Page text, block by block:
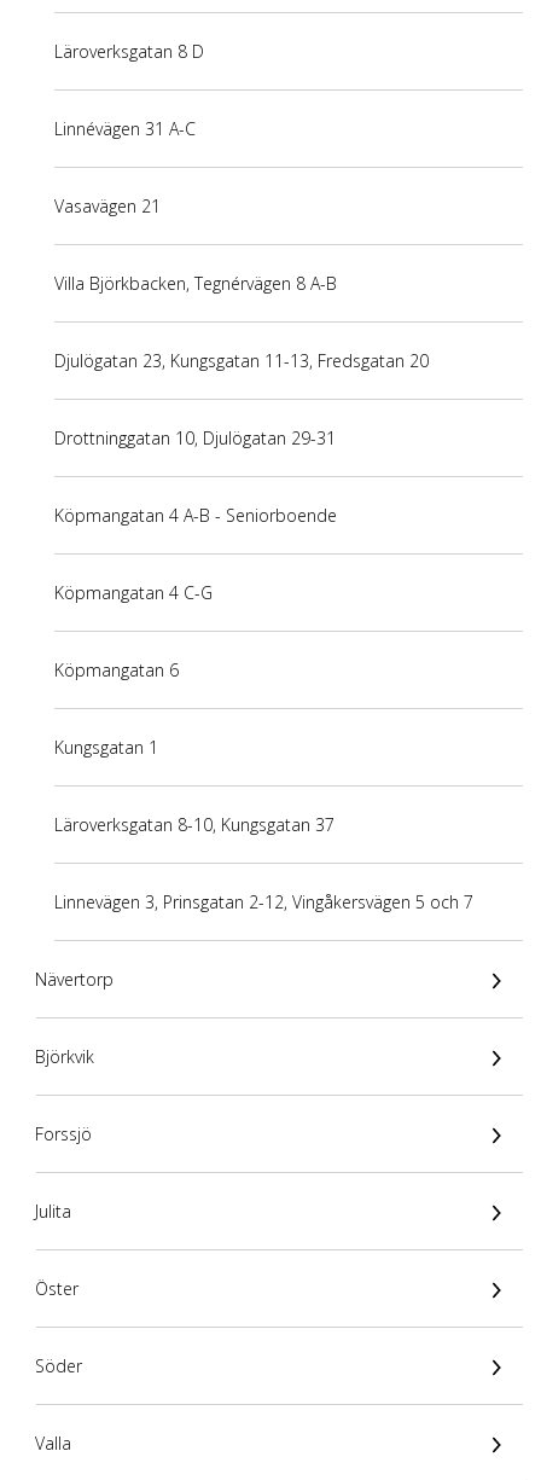
Läroverksgatan 8 D
Linnévägen 31 A-C
Vasavägen 21
Villa Björkbacken, Tegnérvägen 8 A-B
Djulögatan 23, Kungsgatan 11-13, Fredsgatan 20
Drottninggatan 10, Djulögatan 29-31
Köpmangatan 4 A-B - Seniorboende
Köpmangatan 4 C-G
Köpmangatan 6
Kungsgatan 1
Läroverksgatan 8-10, Kungsgatan 37
Linnevägen 3, Prinsgatan 2-12, Vingåkersvägen 5 och 7
Nävertorp
Björkvik
Forssjö
Julita
Öster
Söder
Valla